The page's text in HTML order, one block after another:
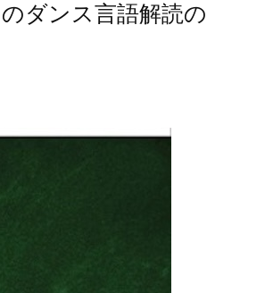
ダンス言語解読の